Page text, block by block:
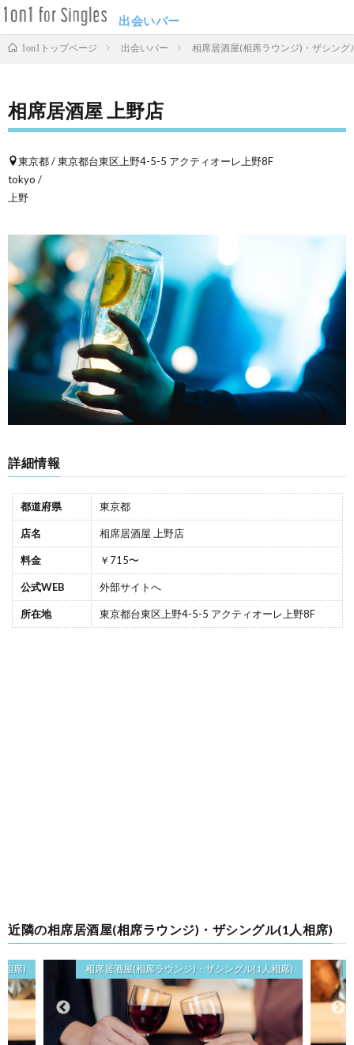
出会いバー
1on1トップページ 出会いバー 相席居酒屋(相席ラウンジ)・ザシング
相席居酒屋 上野店
東京都 / 東京都台東区上野4-5-5 アクティオーレ上野8F
tokyo /
上野
詳細情報
都道府県 東京都
店名 相席居酒屋 上野店
料金 ￥715〜
公式WEB 外部サイトへ
所在地 東京都台東区上野4-5-5 アクティオーレ上野8F
近隣の相席居酒屋(相席ラウンジ)・ザシングル(1人相席)
相席) 相席居酒屋(相席ラウンジ)・ザシングル(1人相席)